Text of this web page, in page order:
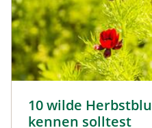
10 wilde
kennen solltest